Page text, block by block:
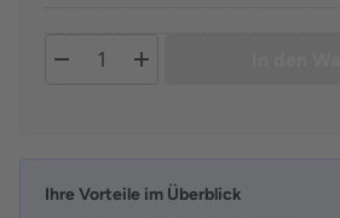
Ihre Vorteile im Überblick